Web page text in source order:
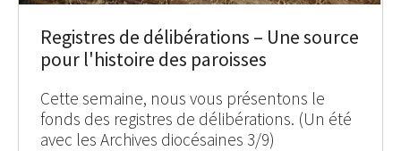
Registres de délibérations – Une source
pour l'histoire des paroisses
Cette semaine, nous vous présentons le
fonds des registres de délibérations. (Un été
avec les Archives diocésaines 3/9)